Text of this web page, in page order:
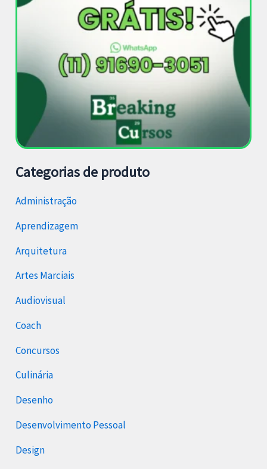
Categorias de produto
Administração
Aprendizagem
Arquitetura
Artes Marciais
Audiovisual
Coach
Concursos
Culinária
Desenho
Desenvolvimento Pessoal
Design